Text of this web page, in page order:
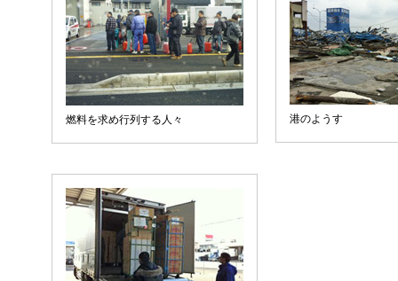
燃料を求め行列する人々 港のようす